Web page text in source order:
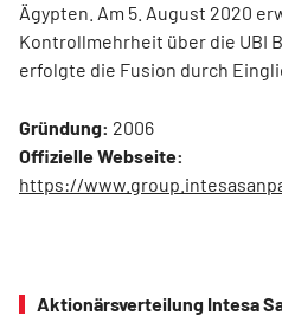
Ägypten. Am 5. August 2020
Kontrollmehrheit über die UBI
erfolgte die Fusion durch
Gründung: 2006
Offizielle Webseite:
https://
Aktionärsverteilung Intesa